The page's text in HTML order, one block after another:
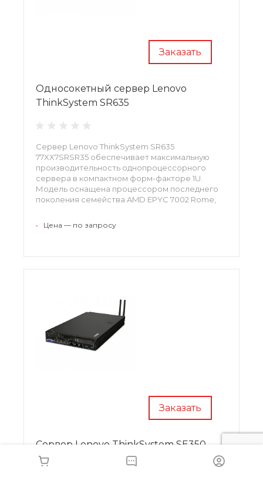
Заказать
Односокетный сервер Lenovo
ThinkSystem SR635
Сервер Lenovo ThinkSystem SR635
77XX7SRSR35 обеспечивает максимальную
производительность однопроцессорного
сервера в компактном форм-факторе 1U.
Модель оснащена процессором последнего
поколения семейства AMD EPYC 7002 Rome,
PCIe 4.0 для ввода/вывода данных.
• Цена — по запросу
Заказать
Сервер Lenovo ThinkSystem SE350